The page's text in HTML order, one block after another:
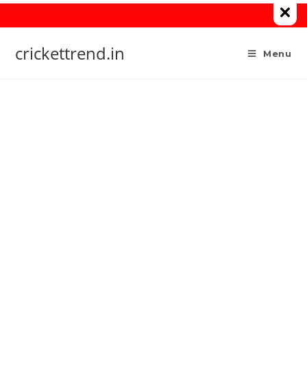
Skip
to
crickettrend.in Menu